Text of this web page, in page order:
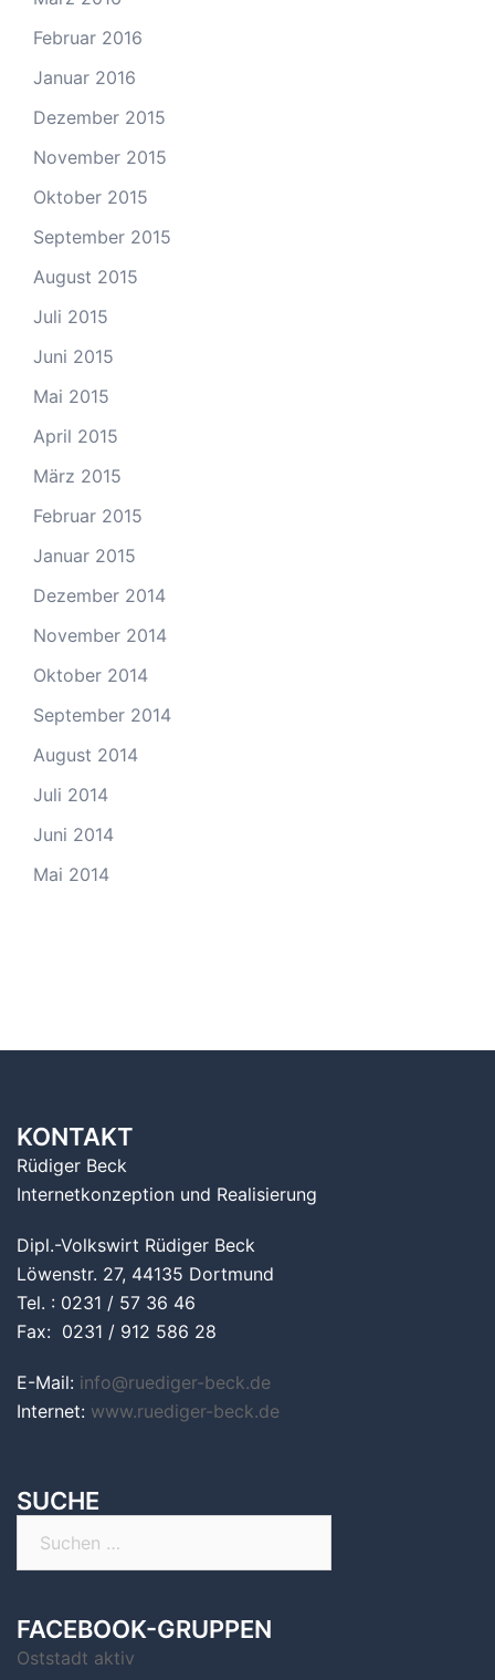
Februar 2016
Januar 2016
Dezember 2015
November 2015
Oktober 2015
September 2015
August 2015
Juli 2015
Juni 2015
Mai 2015
April 2015
März 2015
Februar 2015
Januar 2015
Dezember 2014
November 2014
Oktober 2014
September 2014
August 2014
Juli 2014
Juni 2014
Mai 2014
KONTAKT
Rüdiger Beck
Internetkonzeption und Realisierung
Dipl.-Volkswirt Rüdiger Beck
Löwenstr. 27, 44135 Dortmund
Tel. : 0231 / 57 36 46
Fax: 0231 / 912 586 28
E-Mail: info@ruediger-beck.de
Internet: www.ruediger-beck.de
SUCHE
FACEBOOK-GRUPPEN
Oststadt aktiv